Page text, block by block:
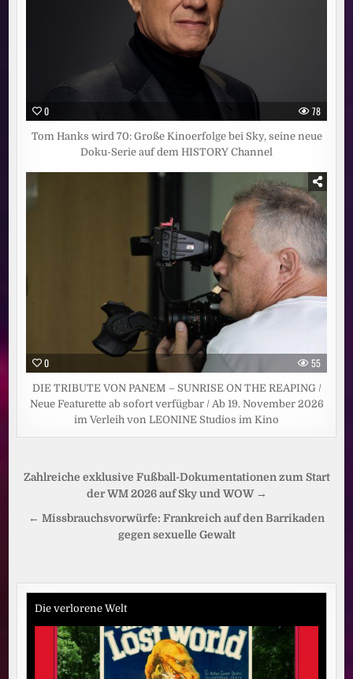
0 78
Tom Hanks wird 70: Große Kinoerfolge bei Sky, seine neue
Doku-Serie auf dem HISTORY Channel
0 55
DIE TRIBUTE VON PANEM – SUNRISE ON THE REAPING /
Neue Featurette ab sofort verfügbar / Ab 19. November 2026
im Verleih von LEONINE Studios im Kino
Beitragsnavigation
Zahlreiche exklusive Fußball-Dokumentationen zum Start
der WM 2026 auf Sky und WOW →
← Missbrauchsvorwürfe: Frankreich auf den Barrikaden
gegen sexuelle Gewalt
Die verlorene Welt